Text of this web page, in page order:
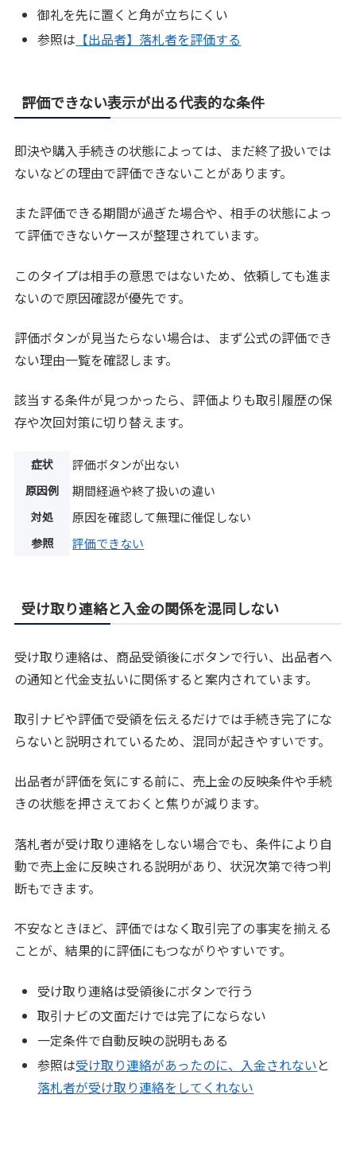
御礼を先に置くと角が立ちにくい
参照は 【出品者】落札者を評価する
評価できない表示が出る代表的な条件
即決や購入手続きの状態によっては、まだ終了扱いでは
ないなどの理由で評価できないことがあります。
また評価できる期間が過ぎた場合や、相手の状態によっ
て評価できないケースが整理されています。
このタイプは相手の意思ではないため、依頼しても進ま
ないので原因確認が優先です。
評価ボタンが見当たらない場合は、まず公式の評価でき
ない理由一覧を確認します。
該当する条件が見つかったら、評価よりも取引履歴の保
存や次回対策に切り替えます。
症状 評価ボタンが出ない
原因例 期間経過や終了扱いの違い
対処 原因を確認して無理に催促しない
参照 評価できない
受け取り連絡と入金の関係を混同しない
受け取り連絡は、商品受領後にボタンで行い、出品者へ
の通知と代金支払いに関係すると案内されています。
取引ナビや評価で受領を伝えるだけでは手続き完了にな
らないと説明されているため、混同が起きやすいです。
出品者が評価を気にする前に、売上金の反映条件や手続
きの状態を押さえておくと焦りが減ります。
落札者が受け取り連絡をしない場合でも、条件により自
動で売上金に反映される説明があり、状況次第で待つ判
断もできます。
不安なときほど、評価ではなく取引完了の事実を揃える
ことが、結果的に評価にもつながりやすいです。
受け取り連絡は受領後にボタンで行う
取引ナビの文面だけでは完了にならない
一定条件で自動反映の説明もある
参照は受け取り連絡があったのに、入金されないと
落札者が受け取り連絡をしてくれない